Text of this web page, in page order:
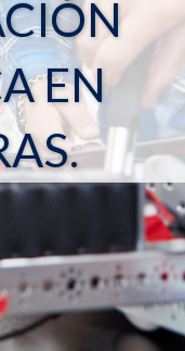
EN